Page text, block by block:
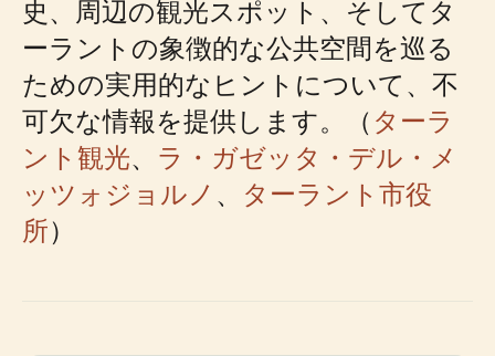
史、周辺の観光スポット、そしてタ
ーラントの象徴的な公共空間を巡る
ための実用的なヒントについて、不
可欠な情報を提供します。（ターラ
ント観光、 ラ・ガゼッタ・デル・メ
ッツォジョルノ 、 ターラント市役
所）